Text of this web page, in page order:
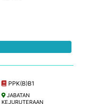
PPK(B)B1
JABATAN
KEJURUTERAAN